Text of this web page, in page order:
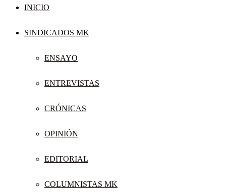
INICIO
SINDICADOS MK
ENSAYO
ENTREVISTAS
CRÓNICAS
OPINIÓN
EDITORIAL
COLUMNISTAS MK